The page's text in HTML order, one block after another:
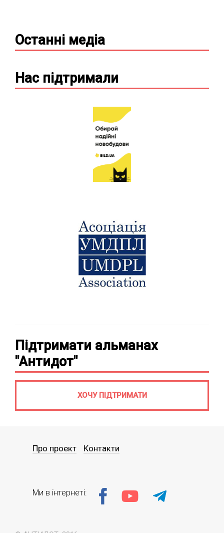
Останні медіа
Нас підтримали
Підтримати альманах
"Антидот"
ХОЧУ ПІДТРИМАТИ
Про проект Контакти
Ми в інтернеті: